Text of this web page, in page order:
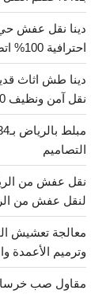
احترافية 100% اتصل بنا
دينا طش اثاث
نقل آمن ونظيف 100%احجز الان
التصاميم
لنقل عفش من
معالجة تعشيش
وترميم الأعمدة